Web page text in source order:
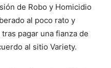
de Robo y Homicidio
al poco rato y
pagar una fianza de
al sitio Variety.